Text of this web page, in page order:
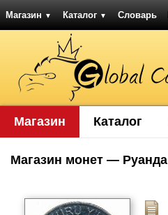
Магазин ▼ Каталог ▼ Словарь
Магазин Каталог
Магазин монет — Руанда